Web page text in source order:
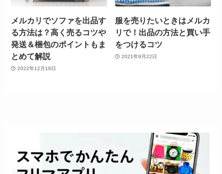
メルカリでソファを出品す
る方法は？高く売るコツや
発送＆梱包のポイントもま
とめて解説
2022年12月19日
服を売りたいときはメルカ
リで！出品の方法と買い手
をつけるコツ
2021年9月22日